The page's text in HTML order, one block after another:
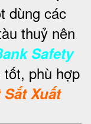
dùng các
thuỷ nên
Safety
phù hợp
Sắt Xuất